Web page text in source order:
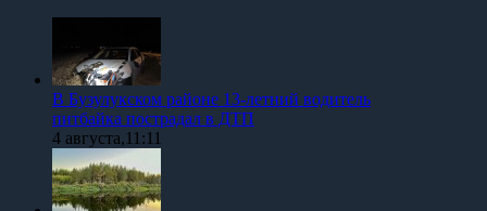
В Бузулукском районе 13-летний водитель
питбайка пострадал в ДТП
4 августа,11:11